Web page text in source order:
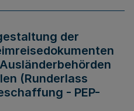
der
(Runderlass
- PEP-